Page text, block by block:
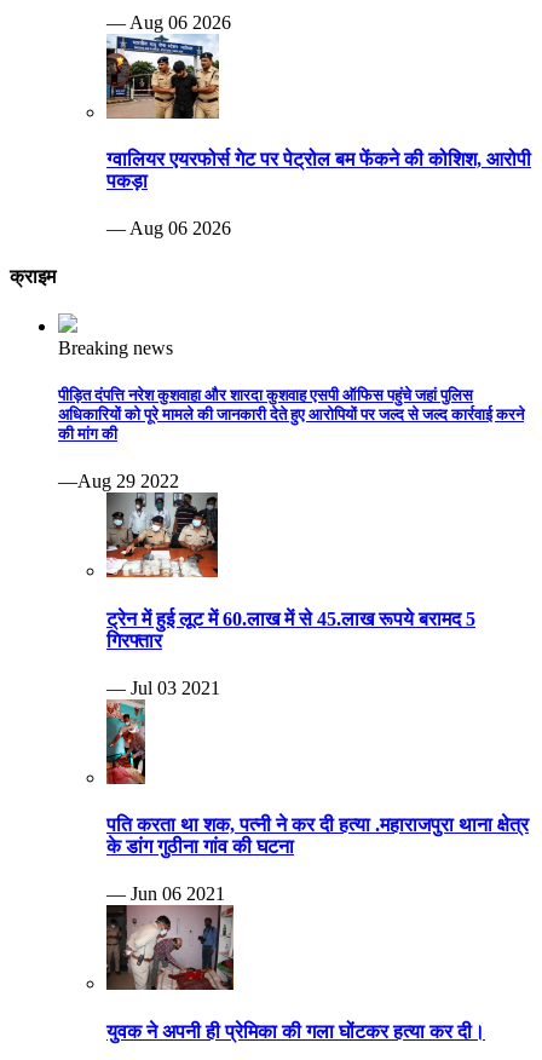
— Aug 06 2026
ग्वालियर एयरफोर्स गेट पर पेट्रोल बम फेंकने की कोशिश, आरोपी
पकड़ा
— Aug 06 2026
क्राइम
Breaking news
पीड़ित दंपत्ति नरेश कुशवाहा और शारदा कुशवाह एसपी ऑफिस पहुंचे जहां पुलिस
अधिकारियों को पूरे मामले की जानकारी देते हुए आरोपियों पर जल्द से जल्द कार्रवाई करने
की मांग की
—Aug 29 2022
ट्रेन में हुई लूट में 60.लाख में से 45.लाख रूपये बरामद 5
गिरफ्तार
— Jul 03 2021
पति करता था शक, पत्नी ने कर दी हत्या .महाराजपुरा थाना क्षेत्र
के डांग गुठीना गांव की घटना
— Jun 06 2021
युवक ने अपनी ही प्रेमिका की गला घोंटकर हत्या कर दी।